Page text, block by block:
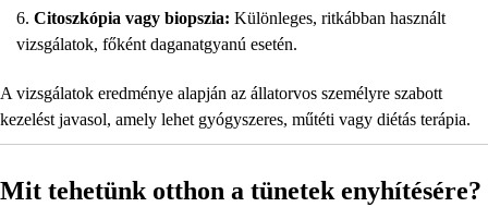
Citoszkópia vagy biopszia: Különleges, ritkábban használt
vizsgálatok, főként daganatgyanú esetén.
A vizsgálatok eredménye alapján az állatorvos személyre szabott
kezelést javasol, amely lehet gyógyszeres, műtéti vagy diétás terápia.
Mit tehetünk otthon a tünetek enyhítésére?